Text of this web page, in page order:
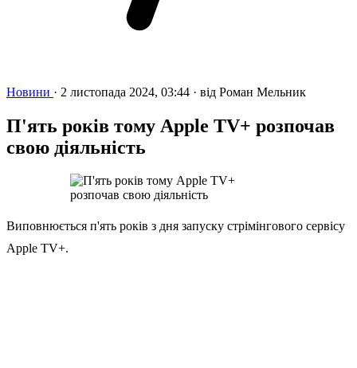
Новини · 2 листопада 2024, 03:44 · від Роман Мельник
П'ять років тому Apple TV+ розпочав
свою діяльність
Виповнюється п'ять років з дня запуску стрімінгового сервісу
Apple TV+.